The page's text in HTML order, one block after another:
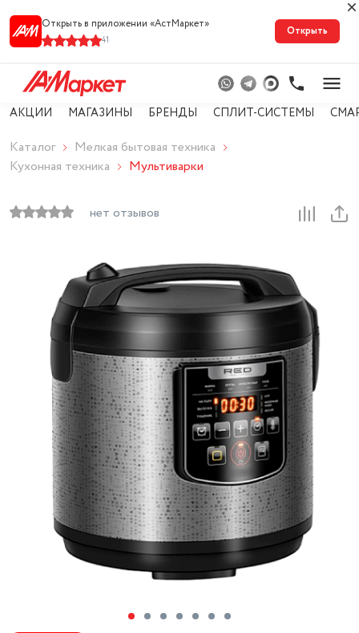
Открыть в приложении «АстМарке‪т‬»
41
Открыть
АКЦИИ МАГАЗИНЫ БРЕНДЫ СПЛИТ-СИСТЕМЫ
Каталог
Мелкая бытовая техника
Кухонная техника
Мультиварки
нет отзывов